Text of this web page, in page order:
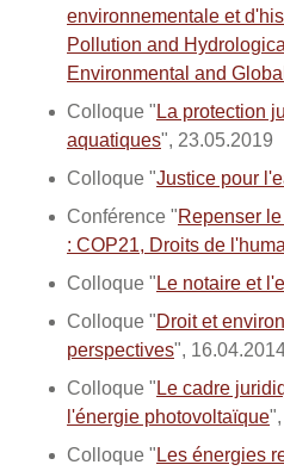
environnementale et
Pollution and
Environmental and
Colloque "La protection
aquatiques", 23.05.2019
Colloque "Justice pour
Conférence "Repenser
: COP21, Droits de
Colloque "Le notaire et
Colloque "Droit et
perspectives",
Colloque "Le cadre
l'énergie photovoltaïque
Colloque "Les énergies